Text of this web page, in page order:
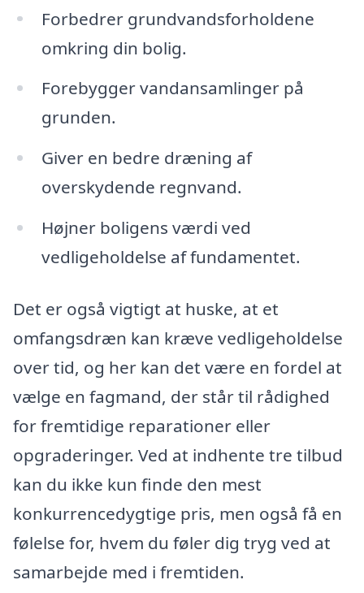
Forbedrer grundvandsforholdene
omkring din bolig.
Forebygger vandansamlinger på
grunden.
Giver en bedre dræning af
overskydende regnvand.
Højner boligens værdi ved
vedligeholdelse af fundamentet.
Det er også vigtigt at huske, at et
omfangsdræn kan kræve vedligeholdelse
over tid, og her kan det være en fordel at
vælge en fagmand, der står til rådighed
for fremtidige reparationer eller
opgraderinger. Ved at indhente tre tilbud
kan du ikke kun finde den mest
konkurrencedygtige pris, men også få en
følelse for, hvem du føler dig tryg ved at
samarbejde med i fremtiden.